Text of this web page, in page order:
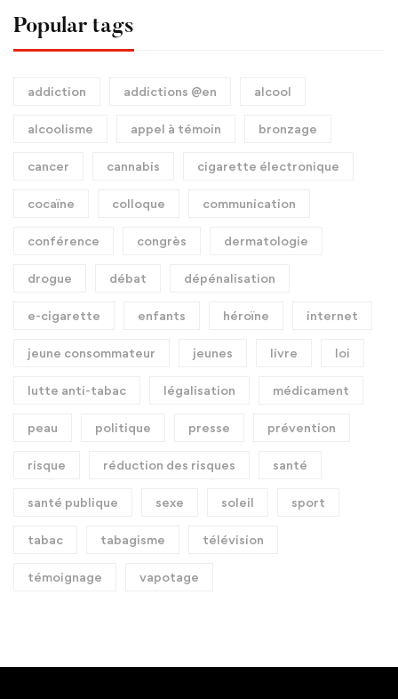
Popular tags
addiction addictions @en alcool
alcoolisme appel à témoin bronzage
cancer cannabis cigarette électronique
cocaïne colloque communication
conférence congrès dermatologie
drogue débat dépénalisation
e-cigarette enfants héroïne internet
jeune consommateur jeunes livre loi
lutte anti-tabac légalisation médicament
peau politique presse prévention
risque réduction des risques santé
santé publique sexe soleil sport
tabac tabagisme télévision
témoignage vapotage